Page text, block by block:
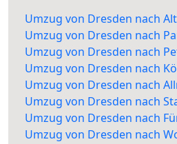
Umzug von Dresden nach
Umzug von Dresden nach
Umzug von Dresden nach
Umzug von Dresden nach
Umzug von Dresden nach
Umzug von Dresden nach
Umzug von Dresden nach
Umzug von Dresden nach